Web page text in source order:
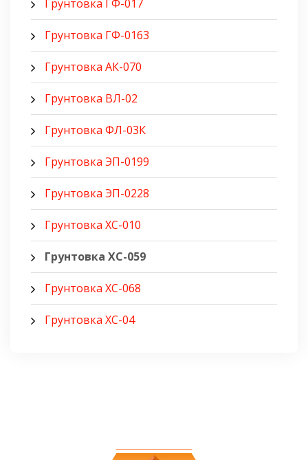
Грунтовка ГФ-017
Грунтовка ГФ-0163
Грунтовка АК-070
Грунтовка ВЛ-02
Грунтовка ФЛ-03К
Грунтовка ЭП-0199
Грунтовка ЭП-0228
Грунтовка ХС-010
Грунтовка ХС-059
Грунтовка ХС-068
Грунтовка ХС-04